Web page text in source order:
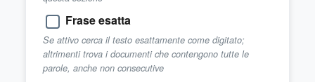
Frase esatta
Se attivo cerca il testo esattamente come digitato;
altrimenti trova i documenti che contengono tutte le
parole, anche non consecutive